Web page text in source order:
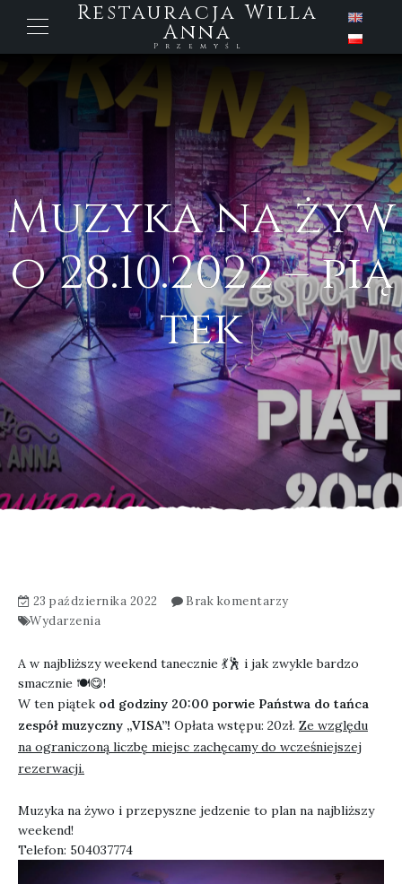
Restauracja Willa
Anna
Przemyśl
Muzyka na żyw
o 28.10.2022 – pią
tek
23 października 2022
Brak komentarzy
Wydarzenia
A w najbliższy weekend tanecznie 💃🕺 i jak zwykle bardzo
smacznie 🍽😋!
W ten piątek od godziny 20:00 porwie Państwa do tańca
zespół muzyczny „VISA”! Opłata wstępu: 20zł. Ze względu
na ograniczoną liczbę miejsc zachęcamy do wcześniejszej
rezerwacji.
Muzyka na żywo i przepyszne jedzenie to plan na najbliższy
weekend!
Telefon: 504037774